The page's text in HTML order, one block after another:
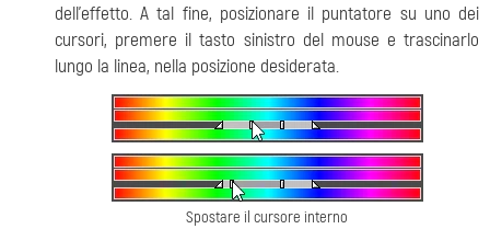
dell’effetto. A tal fine, posizionare il puntatore su uno dei
cursori, premere il tasto sinistro del mouse e trascinarlo
lungo la linea, nella posizione desiderata.
Spostare il cursore interno